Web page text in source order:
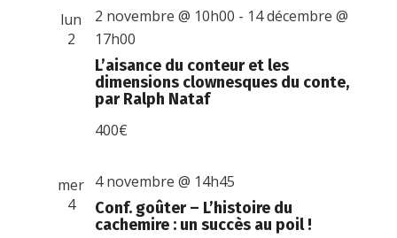
lun
2
L’aisance du conteur et les
dimensions clownesques du conte,
par Ralph Nataf
2 novembre @ 10h00 - 14 décembre @
17h00
400€
mer
4
Conf. goûter – L’histoire du
cachemire : un succès au poil !
4 novembre @ 14h45